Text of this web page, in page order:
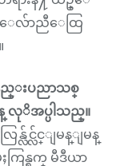
ေလ်ာညီေထြ
ည္းပညာသစ္
လုိအပ္ပါသည္။
င္လ်င္ျမန္ျမန္
န္ရက္ မီဒီယာ